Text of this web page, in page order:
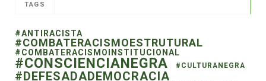
TAGS
#ANTIRACISTA
#COMBATERACISMOESTRUTURAL
#COMBATERACISMOINSTITUCIONAL
#CONSCIENCIANEGRA #CULTURANEGRA
#DEFESADADEMOCRACIA